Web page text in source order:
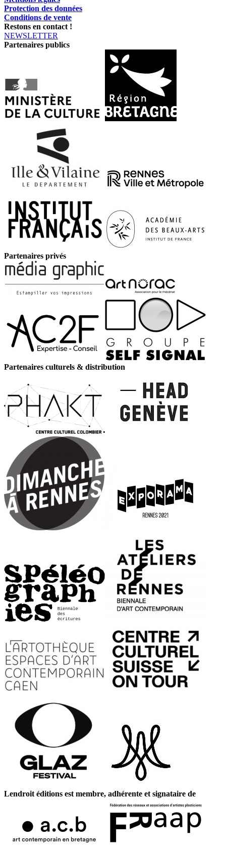
Protection des données
Conditions de vente
Restons en contact !
NEWSLETTER
Partenaires publics
Partenaires privés
Partenaires culturels & distribution
Lendroit éditions est membre, adhérente et signataire de